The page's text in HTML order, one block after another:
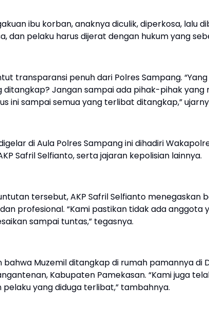
ibu korban, anaknya diculik, diperkosa, lalu
dan pelaku harus dijerat dengan hukum yang
transparansi penuh dari Polres Sampang.
ditangkap? Jangan sampai ada pihak-pihak yang
ini sampai semua yang terlibat ditangkap,”
di Aula Polres Sampang ini dihadiri
Safril Selfianto, serta jajaran kepolisian lainnya.
tersebut, AKP Safril Selfianto menegaskan
profesional. “Kami pastikan tidak ada anggota
sampai tuntas,” tegasnya.
bahwa Muzemil ditangkap di rumah pamannya di
Kabupaten Pamekasan. “Kami juga
yang diduga terlibat,” tambahnya.